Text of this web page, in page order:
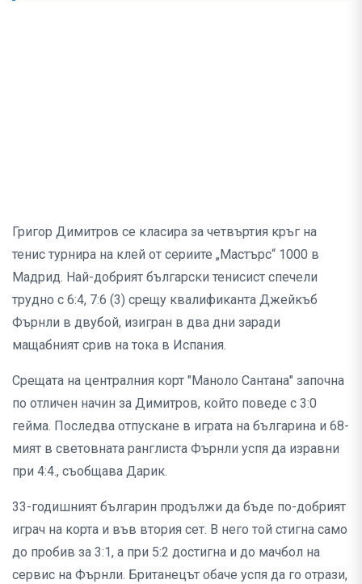
Григор Димитров се класира за четвъртия кръг на
тенис турнира на клей от сериите „Мастърс“ 1000 в
Мадрид. Най-добрият български тенисист спечели
трудно с 6:4, 7:6 (3) срещу квалификанта Джейкъб
Фърнли в двубой, изигран в два дни заради
мащабният срив на тока в Испания.
Срещата на централния корт "Маноло Сантана" започна
по отличен начин за Димитров, който поведе с 3:0
гейма. Последва отпускане в играта на българина и 68-
мият в световната ранглиста Фърнли успя да изравни
при 4:4., съобщава Дарик.
33-годишният българин продължи да бъде по-добрият
играч на корта и във втория сет. В него той стигна само
до пробив за 3:1, а при 5:2 достигна и до мачбол на
сервис на Фърнли. Британецът обаче успя да го отрази,